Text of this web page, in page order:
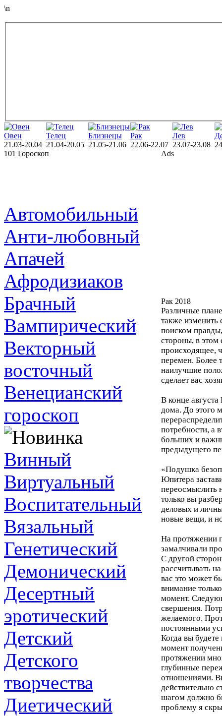
\n
Овен
21.03-20.04
Телец
21.04-20.05
Близнецы
21.05-21.06
Рак
22.06-22.07
Лев
23.07-23.08
101 Гороскоп
Автомобильный
Анти-любовный
Апачей
Афродизиаков
Брачный
Вампирический
Векторный
восточный
Венецианский
гороскоп
Винный
Виртуальный
Воспитательный
Вязальный
Генетический
Демонический
Десертный
эротический
Детский
Детского
творчества
Диетический
Ads
Рак 2018
Различные
также изменить
поиском
стороны, в этом
происходящее,
перемен. Более
наилучшие
сделает вас
В конце
дома. До этого
потребности, а
больших и
предыдущего
«Подушка
Юпитера
переосмыслить
только вы
деловых и
новые вещи, и
На протяжении
замалчивали
С другой
рассчитывать
вас это может
внимание
момент.
свершения.
желаемого.
постоянными
Когда вы
момент
протяжении
глубинные
отношениями.
действительно
шагом должно
проблему я